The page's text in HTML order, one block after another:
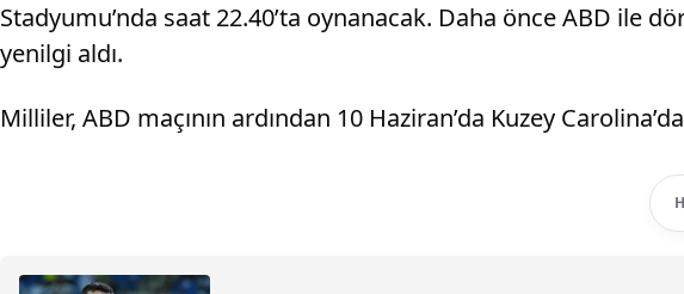
Stadyumu’nda saat 22.40’ta oynanacak. Daha önce ABD ile
yenilgi aldı.
Milliler, ABD maçının ardından 10 Haziran’da Kuzey